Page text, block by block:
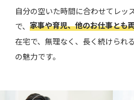
自分の空いた時間に合わせてレッ
で、 家事や育児、他のお仕事とも
在宅で、無理なく、長く続けられ
の魅力です。